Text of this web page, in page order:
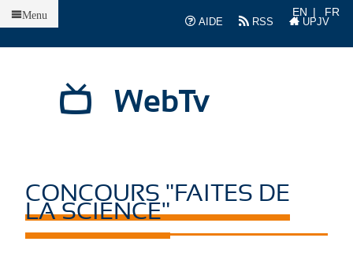
AIDE
RSS UPJV
EN FR
WebTv
Menu
CONCOURS "FAITES DE
LA SCIENCE"